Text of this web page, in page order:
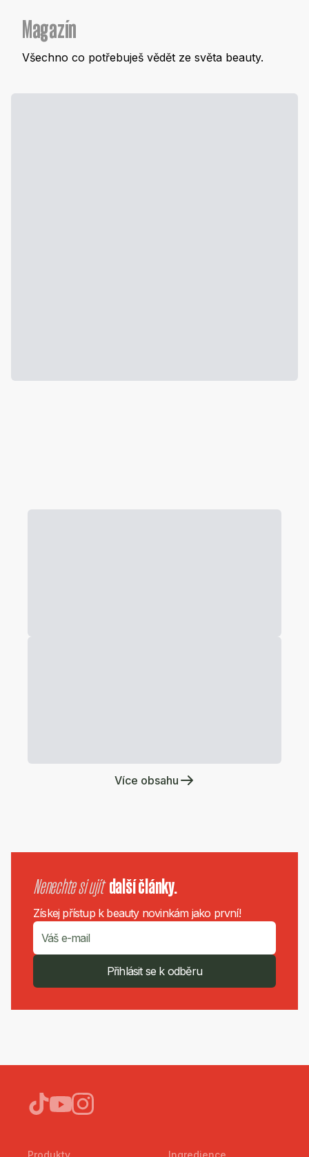
Magazín
Všechno co potřebuješ vědět ze světa beauty.
Více obsahu
Nenechte si ujít další články.
Získej přístup k beauty novinkám jako první!
Přihlásit se k odběru
Produkty Ingredience